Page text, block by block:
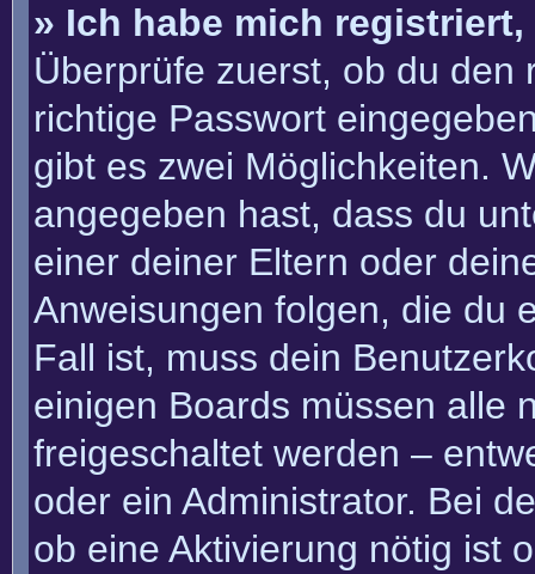
» Ich habe mich
Überprüfe zuerst, ob du den
richtige Passwort
gibt es zwei Möglichkeiten.
angegeben hast, dass du
einer deiner Eltern oder
Anweisungen folgen, die du
Fall ist, muss dein
einigen Boards müssen alle
freigeschaltet werden –
oder ein Administrator. Bei
ob eine Aktivierung nötig ist